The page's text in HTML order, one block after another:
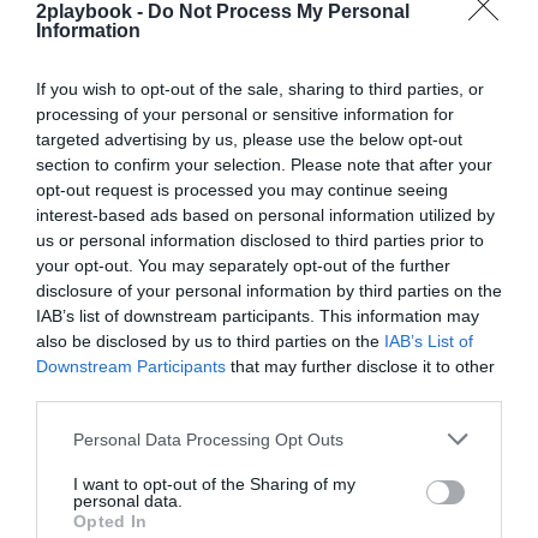
2playbook - Do Not Process My Personal
Information
If you wish to opt-out of the sale, sharing to third parties, or
processing of your personal or sensitive information for
targeted advertising by us, please use the below opt-out
section to confirm your selection. Please note that after your
opt-out request is processed you may continue seeing
interest-based ads based on personal information utilized by
us or personal information disclosed to third parties prior to
your opt-out. You may separately opt-out of the further
disclosure of your personal information by third parties on the
IAB’s list of downstream participants. This information may
also be disclosed by us to third parties on the IAB’s List of
Downstream Participants that may further disclose it to other
Personal Data Processing Opt Outs
I want to opt-out of the Sharing of my
personal data.
Opted In
De hecho, estas dos categorías tambiénfueron las
únicas que crecieron en el número de unidades
comercializadas . En el caso de la e-bike el incremento
fue de un 5,2% más que en 2022, hasta las 248.423
unidades y se mantuvo como categoría líder en valor
aportando el 44,3% de la facturación procedente de la
venta de bicicletas. En el caso de las bicicletas de
gravel, el alza fue del 4,9% hasta 47.721 unidades.
protagonizó la bicicleta urbana con un 19,9% menos.
“Hay un gran sobrestock en todo el canal, no sólo
en las tiendas, sino en los importadores, en los
fabricantes… Además, con el tiempo van surgiendo